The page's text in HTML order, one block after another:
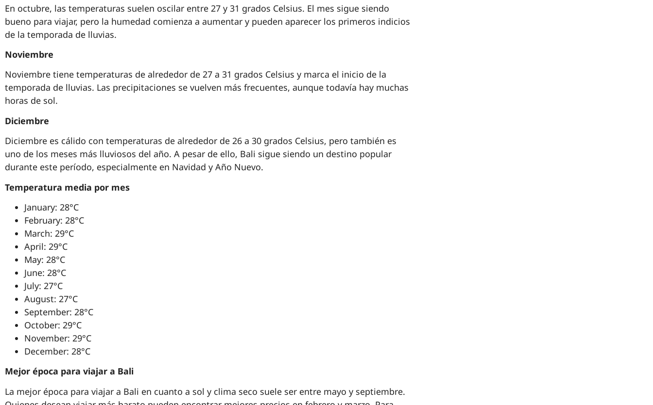
En octubre, las temperaturas suelen oscilar entre 27 y 31 grados Celsius. El mes sigue siendo
bueno para viajar, pero la humedad comienza a aumentar y pueden aparecer los primeros indicios
de la temporada de lluvias.
Noviembre
Noviembre tiene temperaturas de alrededor de 27 a 31 grados Celsius y marca el inicio de la
temporada de lluvias. Las precipitaciones se vuelven más frecuentes, aunque todavía hay muchas
horas de sol.
Diciembre
Diciembre es cálido con temperaturas de alrededor de 26 a 30 grados Celsius, pero también es
uno de los meses más lluviosos del año. A pesar de ello, Bali sigue siendo un destino popular
durante este período, especialmente en Navidad y Año Nuevo.
Temperatura media por mes
January: 28°C
February: 28°C
March: 29°C
April: 29°C
May: 28°C
June: 28°C
July: 27°C
August: 27°C
September: 28°C
October: 29°C
November: 29°C
December: 28°C
Mejor época para viajar a Bali
La mejor época para viajar a Bali en cuanto a sol y clima seco suele ser entre mayo y septiembre.